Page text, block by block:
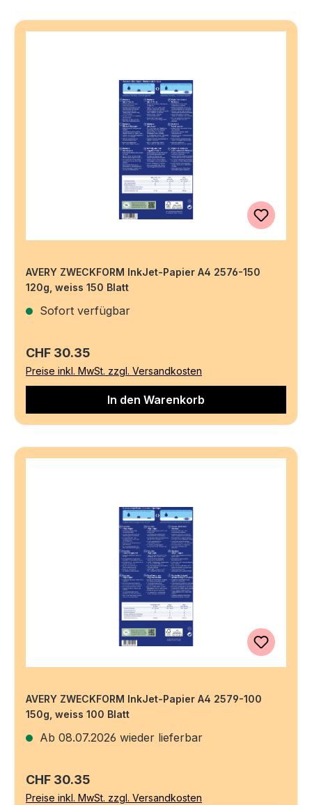
AVERY ZWECKFORM InkJet-Papier A4 2576-150
120g, weiss 150 Blatt
Sofort verfügbar
Regulärer Preis:
CHF 30.35
Preise inkl. MwSt. zzgl. Versandkosten
In den Warenkorb
AVERY ZWECKFORM InkJet-Papier A4 2579-100
150g, weiss 100 Blatt
Ab 08.07.2026 wieder lieferbar
Regulärer Preis:
CHF 30.35
Preise inkl. MwSt. zzgl. Versandkosten